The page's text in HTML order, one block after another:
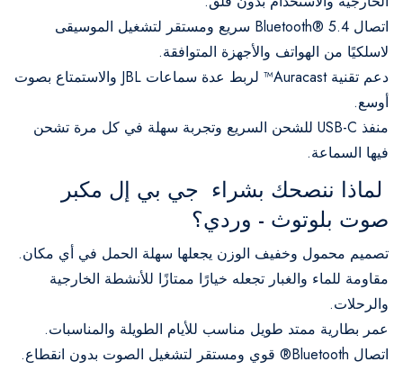
اتصال Bluetooth® 5.4 سريع ومستقر لتشغيل الموسيقى
لاسلكيًا من الهواتف والأجهزة المتوافقة.
دعم تقنية Auracast™ لربط عدة سماعات JBL والاستمتاع بصوت
أوسع.
منفذ USB-C للشحن السريع وتجربة سهلة في كل مرة تشحن
فيها السماعة.
لماذا ننصحك بشراء جي بي إل مكبر
صوت بلوتوث - وردي؟
تصميم محمول وخفيف الوزن يجعلها سهلة الحمل في أي مكان.
مقاومة للماء والغبار تجعله خيارًا ممتازًا للأنشطة الخارجية
والرحلات.
عمر بطارية ممتد طويل مناسب للأيام الطويلة والمناسبات.
اتصال Bluetooth® قوي ومستقر لتشغيل الصوت بدون انقطاع.